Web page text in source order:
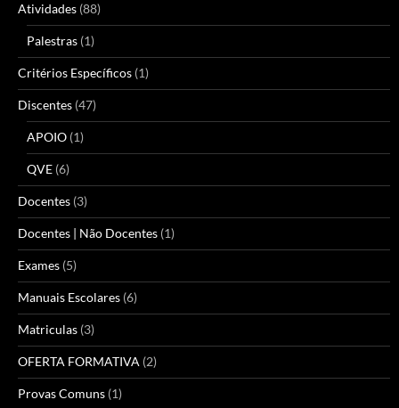
Atividades (88)
Palestras (1)
Critérios Específicos (1)
Discentes (47)
APOIO (1)
QVE (6)
Docentes (3)
Docentes | Não Docentes (1)
Exames (5)
Manuais Escolares (6)
Matriculas (3)
OFERTA FORMATIVA (2)
Provas Comuns (1)